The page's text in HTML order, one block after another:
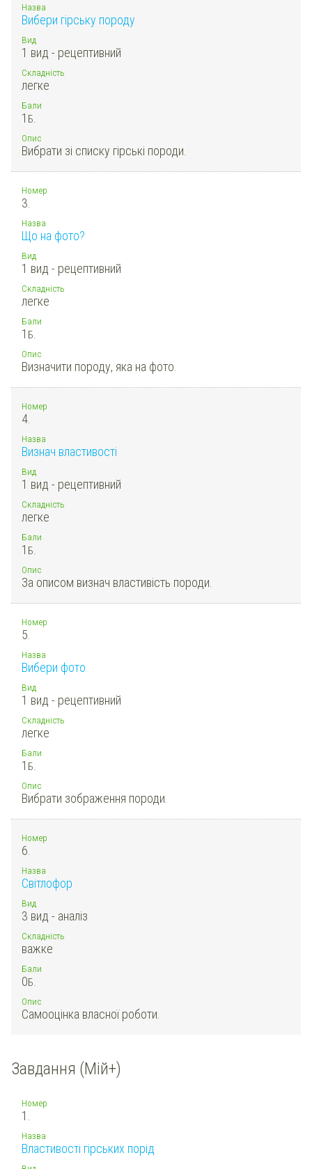
Назва
Вибери гірську породу
Вид
1 вид - рецептивний
Складність
легке
Бали
1 Б.
Опис
Вибрати зі списку гірські породи.
Номер
3.
Назва
Що на фото?
Вид
1 вид - рецептивний
Складність
легке
Бали
1 Б.
Опис
Визначити породу, яка на фото.
Номер
4.
Назва
Визнач властивості
Вид
1 вид - рецептивний
Складність
легке
Бали
1 Б.
Опис
За описом визнач властивість породи.
Номер
5.
Назва
Вибери фото
Вид
1 вид - рецептивний
Складність
легке
Бали
1 Б.
Опис
Вибрати зображення породи.
Номер
6.
Назва
Світлофор
Вид
3 вид - аналіз
Складність
важке
Бали
0Б.
Опис
Самооцінка власної роботи.
Завдання (Мій+)
Номер
1.
Назва
Властивості гірських порід